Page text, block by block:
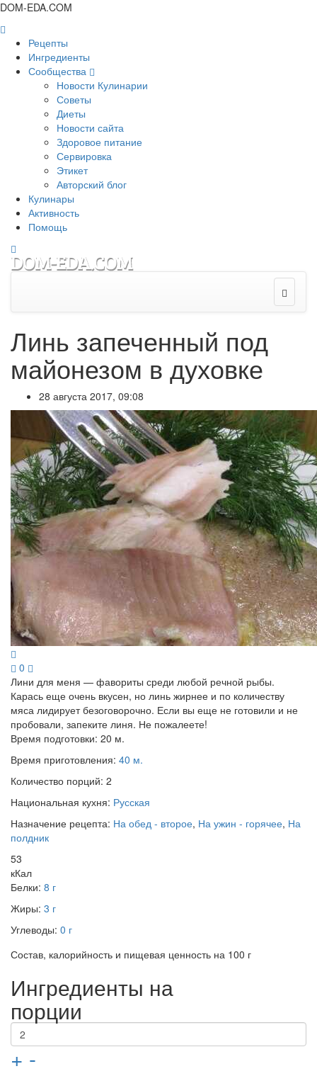
DOM-EDA.COM
Рецепты
Ингредиенты
Сообщества
Новости Кулинарии
Советы
Диеты
Новости сайта
Здоровое питание
Сервировка
Этикет
Авторский блог
Кулинары
Активность
Помощь
Линь запеченный под
майонезом в духовке
28 августа 2017, 09:08
0
Лини для меня — фавориты среди любой речной рыбы.
Карась еще очень вкусен, но линь жирнее и по количеству
мяса лидирует безоговорочно. Если вы еще не готовили и не
пробовали, запеките линя. Не пожалеете!
Время подготовки: 20 м.
Время приготовления: 40 м.
Количество порций: 2
Национальная кухня: Русская
Назначение рецепта: На обед - второе, На ужин - горячее, На
полдник
53
кКал
Белки: 8 г
Жиры: 3 г
Углеводы: 0 г
Состав, калорийность и пищевая ценность на 100 г
Ингредиенты на
порции
+ -